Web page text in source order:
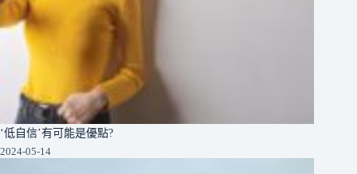
‘低自信’有可能是優點?
2024-05-14